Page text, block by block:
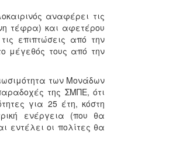
αναφέρει τις
τέφρα) και αφετέρου
επιπτώσεις από την
μέγεθός τους από την
των Μονάδων
της ΣΜΠΕ, ότι
για 25 έτη, κόστη
ενέργεια (που θα
εντέλει οι πολίτες θα